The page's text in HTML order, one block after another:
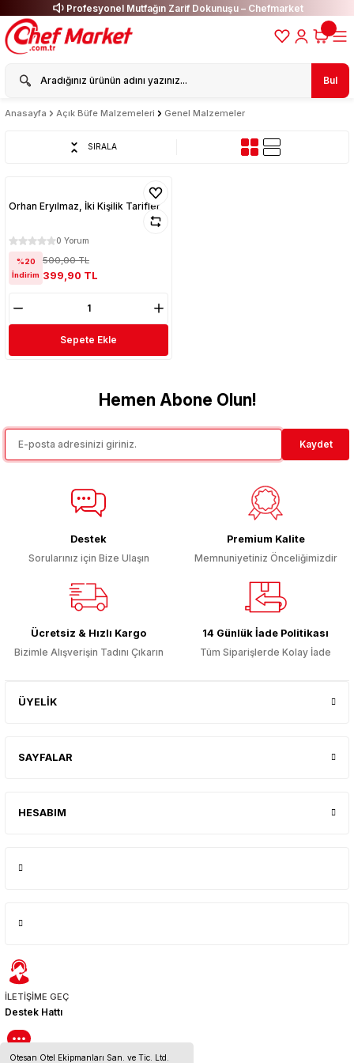
Otesan Otel Ekipmanları San. ve Tic. Ltd.
Profesyonel Mutfağın Zarif Dokunuşu – Chefmarket
Bul
Anasayfa Açık Büfe Malzemeleri Genel Malzemeler
SIRALA
Orhan Eryılmaz, İki Kişilik Tarifler
0 Yorum
%20
İndirim
500,00 TL
399,90 TL
Sepete Ekle
Hemen Abone Olun!
Kaydet
Destek
Sorularınız için Bize Ulaşın
Premium Kalite
Memnuniyetiniz Önceliğimizdir
Ücretsiz & Hızlı Kargo
Bizimle Alışverişin Tadını Çıkarın
14 Günlük İade Politikası
Tüm Siparişlerde Kolay İade
ÜYELİK
SAYFALAR
HESABIM
İLETİŞİME GEÇ
Destek Hattı